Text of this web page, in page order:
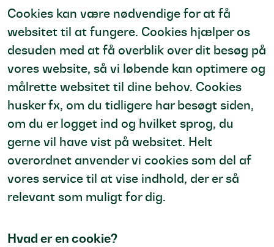
Cookies kan være nødvendige for at få
websitet til at fungere. Cookies hjælper os
desuden med at få overblik over dit besøg på
vores website, så vi løbende kan optimere og
målrette websitet til dine behov. Cookies
husker fx, om du tidligere har besøgt siden,
om du er logget ind og hvilket sprog, du
gerne vil have vist på websitet. Helt
overordnet anvender vi cookies som del af
vores service til at vise indhold, der er så
relevant som muligt for dig.
Hvad er en cookie?